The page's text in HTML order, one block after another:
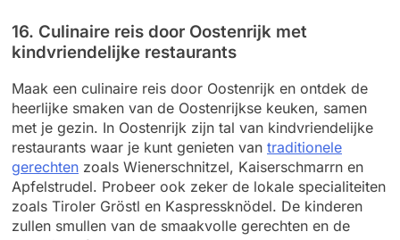
16. Culinaire reis door Oostenrijk met
kindvriendelijke restaurants
Maak een culinaire reis door Oostenrijk en ontdek de
heerlijke smaken van de Oostenrijkse keuken, samen
met je gezin. In Oostenrijk zijn tal van kindvriendelijke
restaurants waar je kunt genieten van traditionele
gerechten zoals Wienerschnitzel, Kaiserschmarrn en
Apfelstrudel. Probeer ook zeker de lokale specialiteiten
zoals Tiroler Gröstl en Kaspressknödel. De kinderen
zullen smullen van de smaakvolle gerechten en de